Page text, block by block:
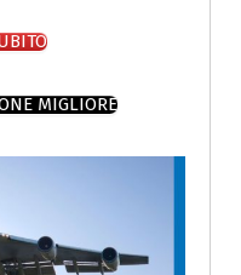
MIGLIORE